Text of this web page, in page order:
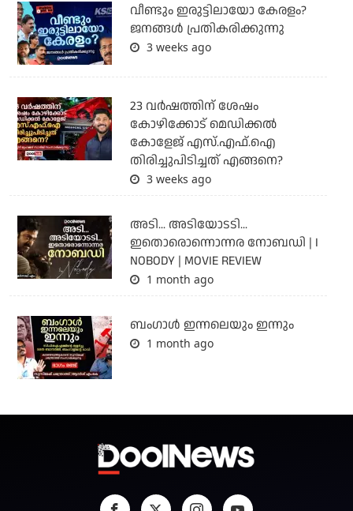
വീണ്ടും ഇരുട്ടിലായോ കേരളം?
ജനങ്ങൾ പ്രതികരിക്കുന്നു
3 weeks ago
23 വർഷത്തിന് ശേഷം
കോഴിക്കോട് മെഡിക്കൽ
കോളേജ് എസ്.എഫ്.ഐ
തിരിച്ചുപിടിച്ചത് എങ്ങനെ?
3 weeks ago
അടി... അടിയോടടി...
ഇതൊരൊന്നൊന്നര നോബഡി | I
NOBODY | MOVIE REVIEW
1 month ago
ബംഗാള്‍ ഇന്നലെയും ഇന്നും
1 month ago